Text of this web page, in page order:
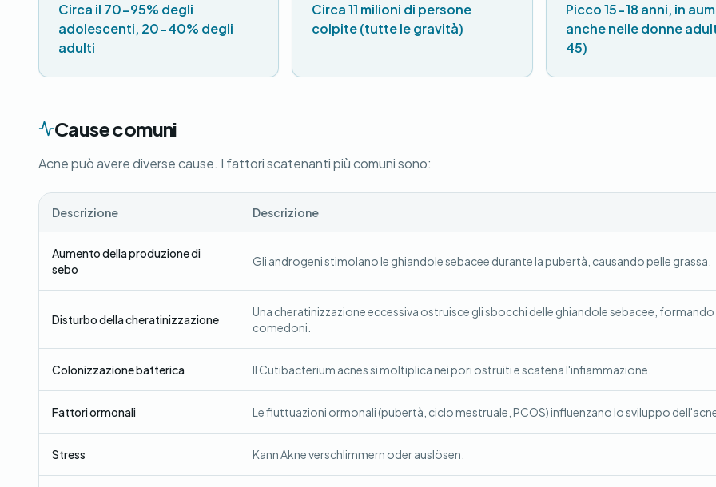
Circa il 70-95% degli
adolescenti, 20-40% degli
adulti
Circa 11 milioni di persone
colpite (tutte le gravità)
Picco 15-18 anni, in
anche nelle donne
45)
Cause comuni
Acne può avere diverse cause. I fattori scatenanti più comuni sono:
Descrizione Descrizione
Aumento della produzione di
sebo
Gli androgeni stimolano le ghiandole sebacee durante la pubertà, causando pelle grassa.
Disturbo della cheratinizzazione
Una cheratinizzazione eccessiva ostruisce gli sbocchi delle ghiandole sebacee, formando
comedoni.
Colonizzazione batterica Il Cutibacterium acnes si moltiplica nei pori ostruiti e scatena l'infiammazione.
Fattori ormonali Le fluttuazioni ormonali (pubertà, ciclo mestruale, PCOS) influenzano lo sviluppo
Stress Kann Akne verschlimmern oder auslösen.